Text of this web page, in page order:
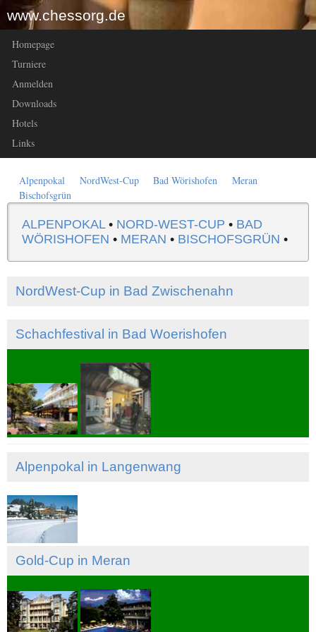
www.chessorg.de
Homepage
Turniere
Anmelden
Downloads
Hotels
Links
Alpenpokal NordWest-Cup Bad Wörishofen
Meran
Bischofsgrün
ALPENPOKAL• NORD-WEST-CUP • BAD
WÖRISHOFEN • MERAN • BISCHOFSGRÜN •
NordWest-Cup in Bad Zwischenahn
Schachfestival in Bad Woerishofen
Alpenpokal in Langenwang
Gold-Cup in Meran